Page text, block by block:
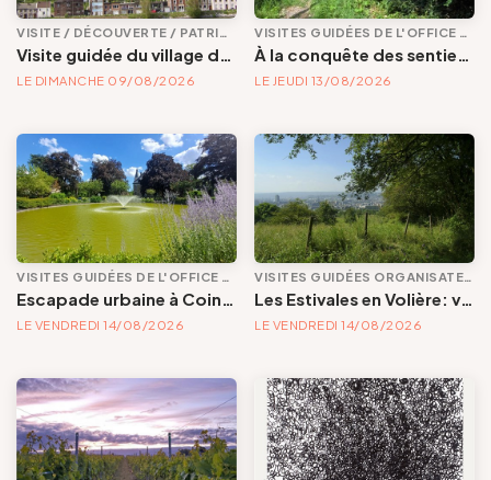
VISITE / DÉCOUVERTE / PATRIMOINE
Visite guidée du village de Chokier
LE DIMANCHE 09/08/2026
VISITES GUIDÉES DE L'OFFICE DE TOURISME
À la conquête des sentiers secrets d'Ivoz-Ramet
LE JEUDI 13/08/2026
VISITES GUIDÉES DE L'OFFICE DE TOURISME
Escapade urbaine à Cointe : quand les rues s'appellent la nature (première partie : quartier du Batty et parc privé)
LE VENDREDI 14/08/2026
VISITES GUIDÉES ORGANISATEURS EXTÉRIEURS
Les Estivales en Volière: visite | Herborisons autour de Volière
LE VENDREDI 14/08/2026